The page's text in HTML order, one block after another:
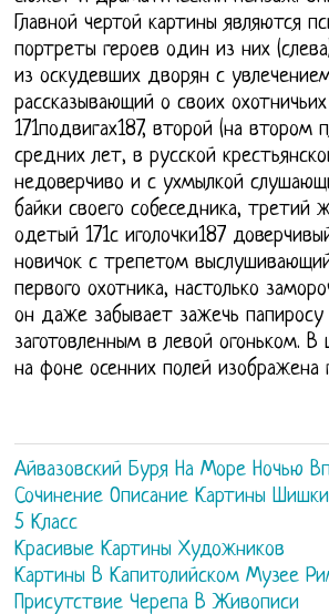
Главной чертой картины являются
портреты героев один из них
из оскудевших дворян с
рассказывающий о своих
171подвигах187, второй (на втором
средних лет, в русской
недоверчиво и с ухмылкой
байки своего собеседника, третий
одетый 171с иголочки187
новичок с трепетом
первого охотника, настолько
он даже забывает зажечь
заготовленным в левой огоньком. В
на фоне осенних полей изображена
Айвазовский Буря На Море Ночью
Сочинение Описание Картины
5 Класс
Красивые Картины Художников
Картины В Капитолийском Музее
Присутствие Черепа В Живописи